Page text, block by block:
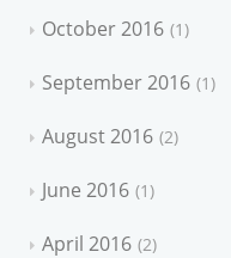
October 2016 1
September 2016 1
August 2016 2
June 2016 1
April 2016 2